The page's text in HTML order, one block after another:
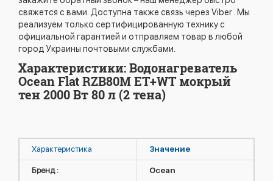
свяжется с вами. Доступна также связь через Viber . Мы
реализуем только сертифицированную технику с
официальной гарантией и отправляем товар в любой
город Украины почтовыми службами.
Характеристики: Водонагреватель
Ocean Flat RZB80M ET+WT мокрый
тен 2000 Вт 80 л (2 тена)
Характеристика Значение
Бренд : Ocean